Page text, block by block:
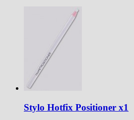
Stylo Hotfix Positioner x1